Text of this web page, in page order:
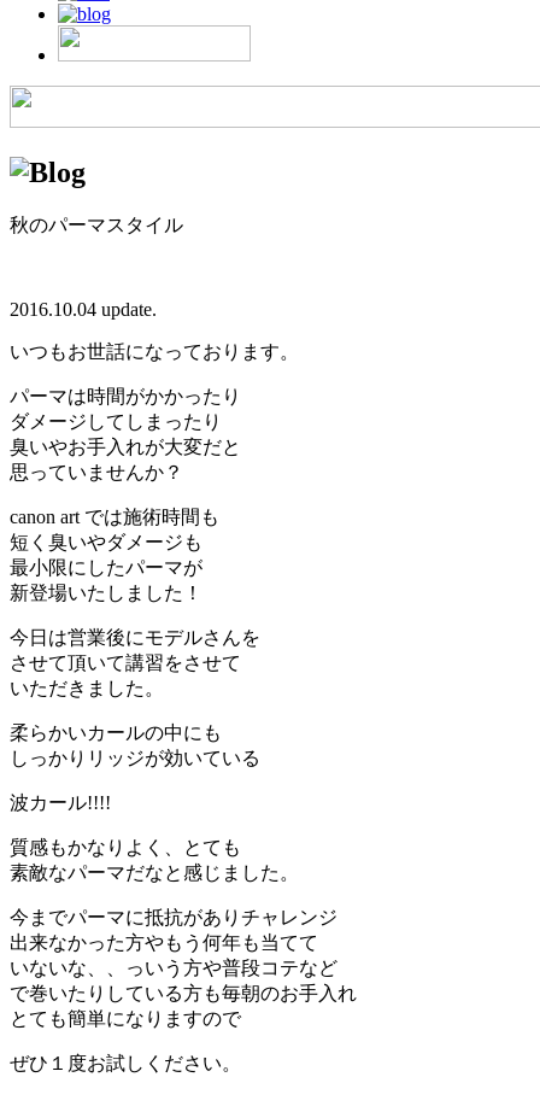
秋のパーマスタイル
2016.10.04 update.
いつもお世話になっております。
パーマは時間がかかったり
ダメージしてしまったり
臭いやお手入れが大変だと
思っていませんか？
canon art では施術時間も
短く臭いやダメージも
最小限にしたパーマが
新登場いたしました！
今日は営業後にモデルさんを
させて頂いて講習をさせて
いただきました。
柔らかいカールの中にも
しっかりリッジが効いている
波カール!!!!
質感もかなりよく、とても
素敵なパーマだなと感じました。
今までパーマに抵抗がありチャレンジ
出来なかった方やもう何年も当てて
いないな、、っいう方や普段コテなど
で巻いたりしている方も毎朝のお手入れ
とても簡単になりますので
ぜひ１度お試しください。